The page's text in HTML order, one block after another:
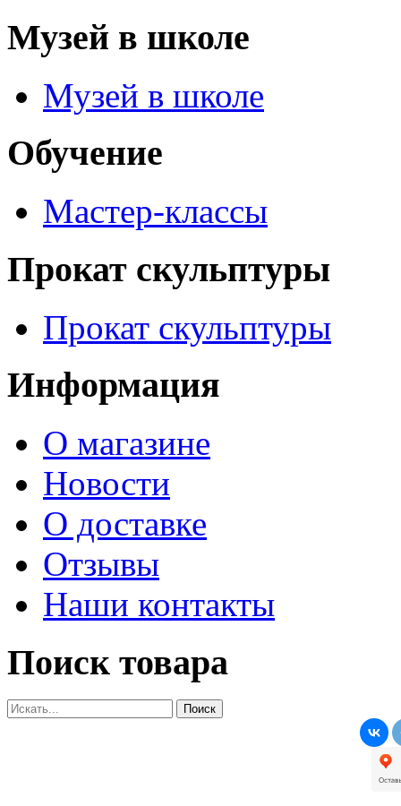
Музей в школе
Музей в школе
Обучение
Мастер-классы
Прокат скульптуры
Прокат скульптуры
Информация
О магазине
Новости
О доставке
Отзывы
Наши контакты
Поиск товара